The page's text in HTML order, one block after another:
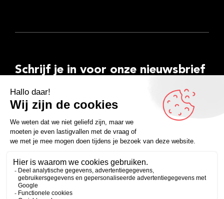
Schrijf je in voor onze nieuwsbrief
E-
mailadres
Inschrijven
FacebookInstagramLinkedInYouTubeSpotify